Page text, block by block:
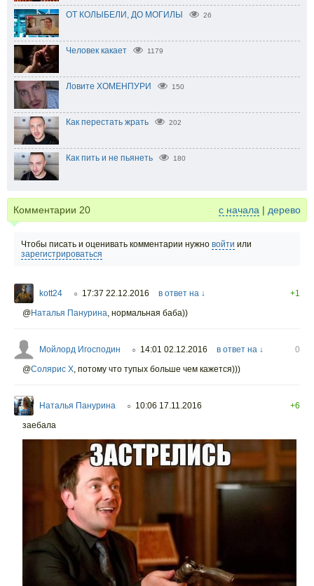
ОТ КОЛЫБЕЛИ, ДО МОГИЛЫ 26
Человек какает 1179
Ловите ХОМЕНПУРИ 150
Как перестать жрать 202
Как пить и не пьянеть 180
Комментарии 20 с начала | дерево
Чтобы писать и оценивать комментарии нужно войти или
зарегистрироваться
kott24 ○ 17:37 22.12.2016 в ответ на ↓
+1
@Наталья Панурина, нормальная баба))
Мойлорд Игосподин ○ 14:01 02.12.2016 в ответ на ↓
0
@Солярис Х, потому что тупых больше чем кажется)))
Наталья Панурина ○ 10:06 17.11.2016
+6
заебала